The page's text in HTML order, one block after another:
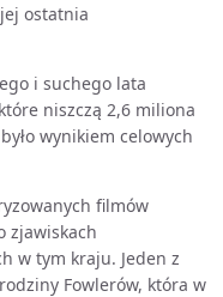
ostatnia
i suchego lata
niszczą 2,6 miliona
wynikiem celowych
filmów
zjawiskach
w tym kraju. Jeden z
Fowlerów, która w